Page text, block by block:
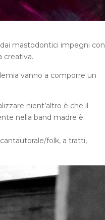
mastodontici impegni con
creativa.
vanno a comporre un
nient’altro è che il
nella band madre è
folk, a tratti,